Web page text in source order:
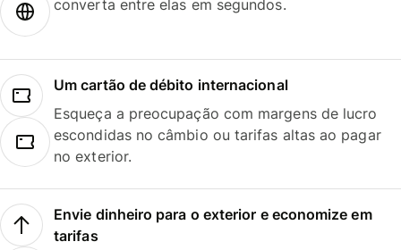
converta entre elas em segundos.
Um cartão de débito internacional
Esqueça a preocupação com margens de lucro
escondidas no câmbio ou tarifas altas ao pagar
no exterior.
Envie dinheiro para o exterior e economize em
tarifas